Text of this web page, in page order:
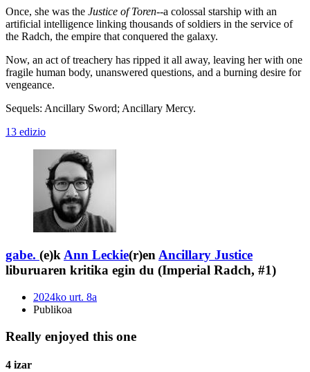
Once, she was the Justice of Toren--a colossal starship with an
artificial intelligence linking thousands of soldiers in the service of
the Radch, the empire that conquered the galaxy.
Now, an act of treachery has ripped it all away, leaving her with one
fragile human body, unanswered questions, and a burning desire for
vengeance.
Sequels: Ancillary Sword; Ancillary Mercy.
13 edizio
gabe. (e)kAnn Leckie(r)enAncillary Justice
liburuaren kritika egin du (Imperial Radch, #1)
2024ko urt. 8a
Publikoa
Really enjoyed this one
4 izar